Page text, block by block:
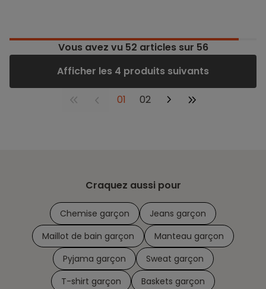
Vous avez vu 52 articles sur 56
Afficher les 4 produits suivants
01 02
Craquez aussi pour
Chemise garçon
Jeans garçon
Maillot de bain garçon
Manteau garçon
Pyjama garçon
Sweat garçon
T-shirt garçon
Baskets garçon